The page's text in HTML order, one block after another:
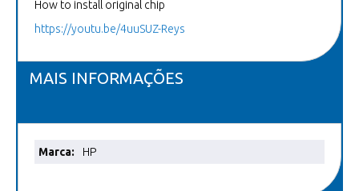
How to install original chip
https://youtu.be/4uuSUZ-Reys
MAIS INFORMAÇÕES
Mais
HP